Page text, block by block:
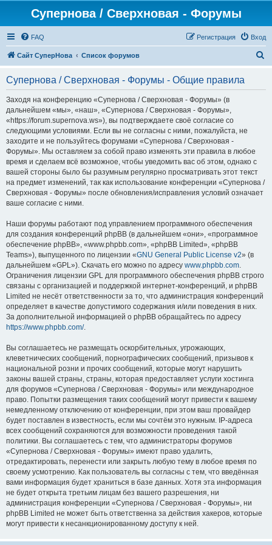
Супернова / Сверхновая - Форумы
FAQ Вход
Регистрация
Сайт СуперНова Список форумов
Супернова / Сверхновая - Форумы - Общие правила
Заходя на конференцию «Супернова / Сверхновая - Форумы» (в
дальнейшем «мы», «наш», «Супернова / Сверхновая - Форумы»,
«https://forum.supernova.ws»), вы подтверждаете своё согласие со
следующими условиями. Если вы не согласны с ними, пожалуйста, не
заходите и не пользуйтесь форумами «Супернова / Сверхновая -
Форумы». Мы оставляем за собой право изменять эти правила в любое
время и сделаем всё возможное, чтобы уведомить вас об этом, однако с
вашей стороны было бы разумным регулярно просматривать этот текст
на предмет изменений, так как использование конференции «Супернова /
Сверхновая - Форумы» после обновления/исправления условий означает
ваше согласие с ними.
Наши форумы работают под управлением программного обеспечения
для создания конференций phpBB (в дальнейшем «они», «программное
обеспечение phpBB», «www.phpbb.com», «phpBB Limited», «phpBB
Teams»), выпущенного по лицензии «GNU General Public License v2» (в
дальнейшем «GPL»). Скачать его можно по адресу www.phpbb.com.
Ограничения лицензии GPL для программного обеспечения phpBB строго
связаны с организацией и поддержкой интернет-конференций, и phpBB
Limited не несёт ответственности за то, что администрация конференций
определяет в качестве допустимого содержания и/или поведения в них.
За дополнительной информацией о phpBB обращайтесь по адресу
https://www.phpbb.com/.
Вы соглашаетесь не размещать оскорбительных, угрожающих,
клеветнических сообщений, порнографических сообщений, призывов к
национальной розни и прочих сообщений, которые могут нарушить
законы вашей страны, страны, которая предоставляет услуги хостинга
для форумов «Супернова / Сверхновая - Форумы» или международное
право. Попытки размещения таких сообщений могут привести к вашему
немедленному отключению от конференции, при этом ваш провайдер
будет поставлен в известность, если мы сочтём это нужным. IP-адреса
всех сообщений сохраняются для возможности проведения такой
политики. Вы соглашаетесь с тем, что администраторы форумов
«Супернова / Сверхновая - Форумы» имеют право удалить,
отредактировать, перенести или закрыть любую тему в любое время по
своему усмотрению. Как пользователь вы согласны с тем, что введённая
вами информация будет храниться в базе данных. Хотя эта информация
не будет открыта третьим лицам без вашего разрешения, ни
администрация конференции «Супернова / Сверхновая - Форумы», ни
phpBB Limited не может быть ответственна за действия хакеров, которые
могут привести к несанкционированному доступу к ней.